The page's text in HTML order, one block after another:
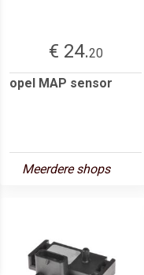
€ 24.20
opel MAP sensor
Meerdere shops